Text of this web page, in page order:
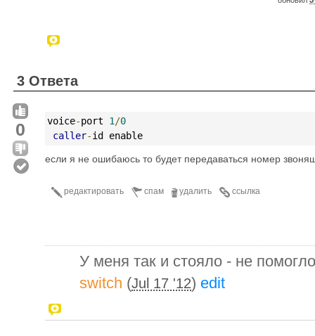
3 Ответа
0 voice-port 1 /0
caller-id enable
если я не ошибаюсь то будет передаваться номер
ссылка
удалить
спам
редактировать
У меня так и стояло - не
switch (Jul 17 '12) edit